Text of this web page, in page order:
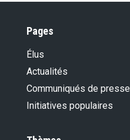
Pages
Élus
Actualités
Communiqués de presse
Initiatives populaires